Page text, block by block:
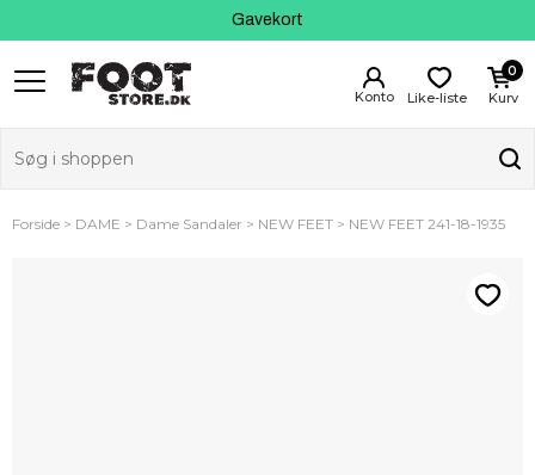
Gavekort
Fri fragt fra 399 kr
Kundeservice
Kurv
0
Like-liste
Forside DAME Dame Sandaler NEW FEET NEW FEET 241-18-1935